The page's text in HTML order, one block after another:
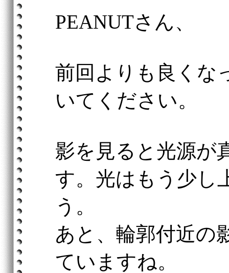
PEANUTさん、
前回よりも良くな
いてください。
影を見ると光源が
す。光はもう少し
う。
あと、輪郭付近の
ていますね。